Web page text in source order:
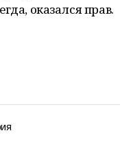
оказался прав.